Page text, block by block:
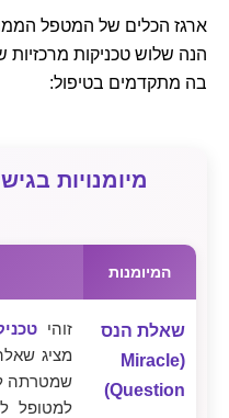
ארגז הכלים של המטפל
הנה שלוש טכניקות
בה מתקדמים בטיפול:
מיומנויות
המיומנות
שאלת הנס
(Miracle
Question)
זוהי
מציג
שמטרתה
למטופל